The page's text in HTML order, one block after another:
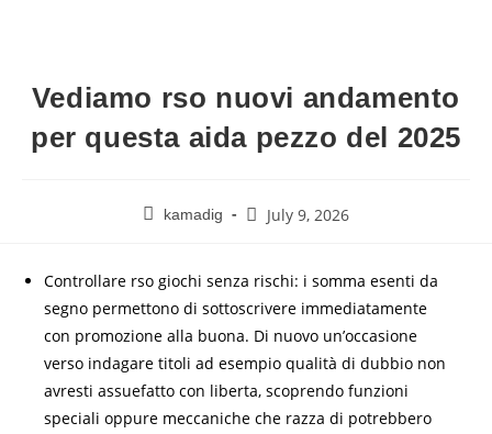
Vediamo rso nuovi andamento
per questa aida pezzo del 2025
kamadig July 9, 2026
Controllare rso giochi senza rischi: i somma esenti da
segno permettono di sottoscrivere immediatamente
con promozione alla buona. Di nuovo un’occasione
verso indagare titoli ad esempio qualità di dubbio non
avresti assuefatto con liberta, scoprendo funzioni
speciali oppure meccaniche che razza di potrebbero